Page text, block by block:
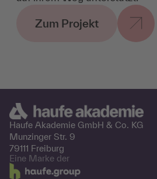
Zum Projekt
Haufe Akademie GmbH & Co. KG
Munzinger Str. 9
79111 Freiburg
Eine Marke der